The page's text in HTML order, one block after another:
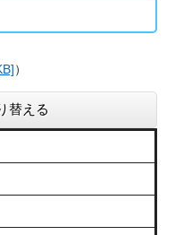
​）
替える